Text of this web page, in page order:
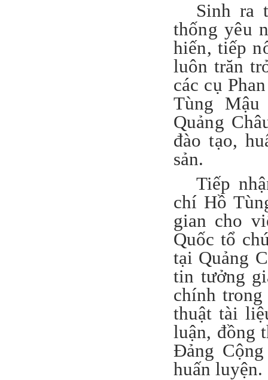
Sinh ra
thống yêu
hiến, tiếp
luôn trăn
các cụ
Tùng
Quảng
đào tạo,
sản.
Tiếp
chí Hồ
gian cho
Quốc tổ
tại Quảng
tin tưởng
chính
thuật tài
luận, đồng
Đảng
huấn luyện.